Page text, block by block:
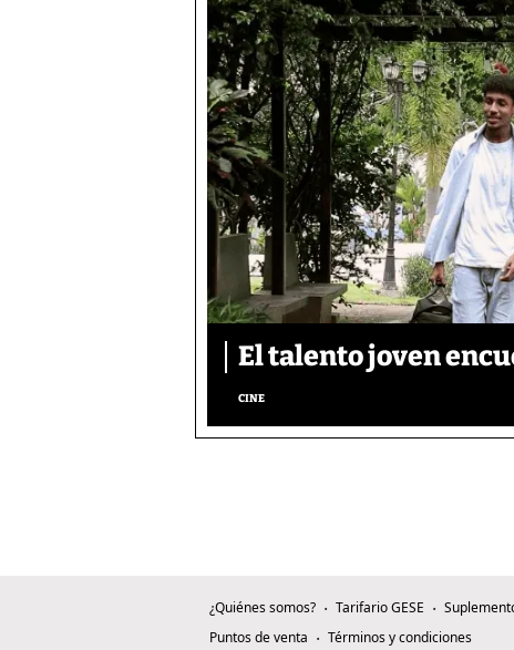
El talento joven
CINE
¿Quiénes somos? Tarifario GESE
Puntos de venta
Términos y condiciones